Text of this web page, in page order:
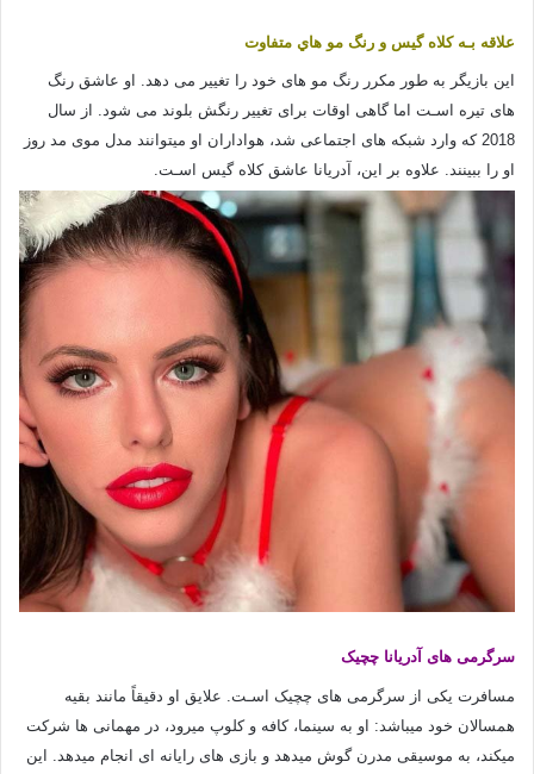
علاقه بـه کلاه گیس و رنگ مو هاي متفاوت
این بازیگر به طور مکرر رنگ مو های خود را تغییر می دهد. او عاشق رنگ
های‌ تیره اسـت اما گاهی اوقات برای تغییر رنگش بلوند می شود. از سال
2018 که وارد شبکه های‌ اجتماعی شد، هواداران او میتوانند مدل موی مد روز
او را ببینند. علاوه بر این، آدریانا عاشق کلاه گیس اسـت.
سرگرمی های آدریانا چچیک
مسافرت یکی از سرگرمی های‌ چچیک اسـت. علایق او دقیقاً مانند بقیه
همسالان خود میباشد: او به سینما، کافه و کلوپ میرود، در مهمانی ها شرکت
میکند، به موسیقی مدرن گوش میدهد و بازی های‌ رایانه ای انجام میدهد. این